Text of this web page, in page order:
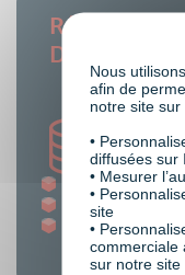
Directeur
Junior : 25K€-
Confirmé :
Senior : 65K€-
Nous
afin de
notre site
•
diffusées sur
• Mesurer
•
site
•
commerciale
sur notre site